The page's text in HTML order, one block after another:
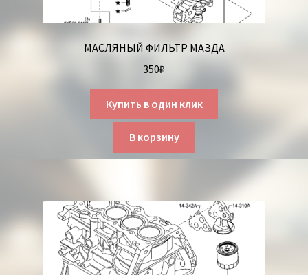
МАСЛЯНЫЙ ФИЛЬТР МАЗДА
350₽
Купить в один клик
В корзину